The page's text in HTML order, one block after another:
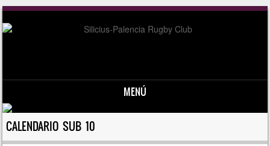
MENÚ
Saltar al contenido
CALENDARIO SUB 10